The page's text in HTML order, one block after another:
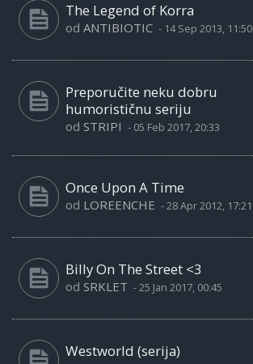
The Legend of Korra
od ANTIBIOTIC - 14 Sep 2013, 11:50
Preporučite neku dobru
humorističnu seriju
od STRIPI - 05 Feb 2017, 20:33
Once Upon A Time
od LOREENCHE -28 Apr 2012, 17:21
Billy On The Street <3
od SRKLET -25 Jan 2017, 00:45
Westworld (serija)